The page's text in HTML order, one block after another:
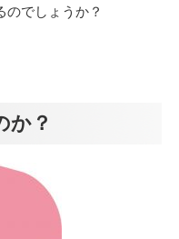
のでしょうか？
か？